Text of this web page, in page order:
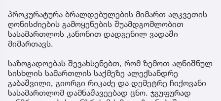
პროკურატურა ბრალდებულების მიმართ აღკვეთის
ღონისძიების გამოყენების შუამდგომლობით
სასამართლოს კანონით დადგენილ ვადაში
მიმართავს.
საზოგადოებას შევახსენებთ, რომ ზემოთ აღნიშნულ
სისხლის სამართლის საქმეზე ალექსანდრე
გაბაშვილი, გიორგი რიკაძე და დემეტრე ჩიქოვანი
სასამართლომ დამნაშავეებად ცნო. ჯგუფურად